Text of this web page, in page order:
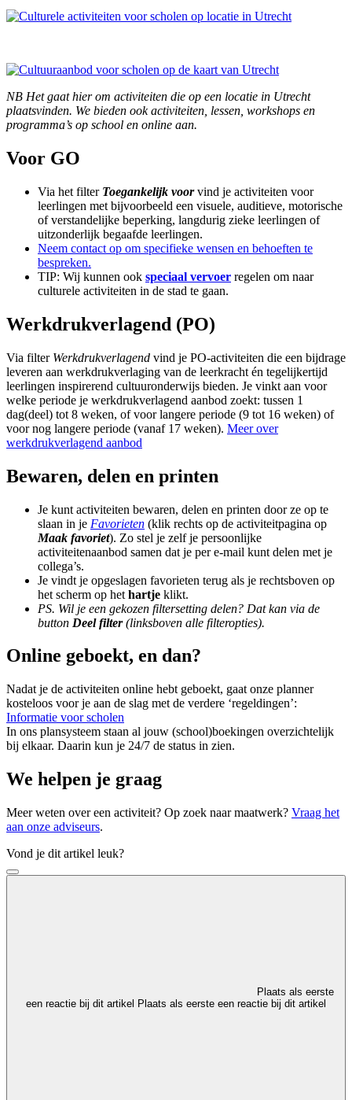
NB Het gaat hier om activiteiten die op een locatie in Utrecht
plaatsvinden. We bieden ook activiteiten, lessen, workshops en
programma’s op school en online aan.
Voor GO
Via het filter Toegankelijk voorvind je activiteiten voor
leerlingen met bijvoorbeeld een visuele, auditieve, motorische
of verstandelijke beperking, langdurig zieke leerlingen of
uitzonderlijk begaafde leerlingen.
Neem contact op om specifieke wensen en behoeften te
bespreken.
TIP: Wij kunnen ook speciaal vervoer regelen om naar
culturele activiteiten in de stad te gaan.
Werkdrukverlagend (PO)
Via filter Werkdrukverlagend vind je PO-activiteiten die een bijdrage
leveren aan werkdrukverlaging van de leerkracht én tegelijkertijd
leerlingen inspirerend cultuuronderwijs bieden. Je vinkt aan voor
welke periode je werkdrukverlagend aanbod zoekt: tussen 1
dag(deel) tot 8 weken, of voor langere periode (9 tot 16 weken) of
voor nog langere periode (vanaf 17 weken). Meer over
werkdrukverlagend aanbod
Bewaren, delen en printen
Je kunt activiteiten bewaren, delen en printen door ze op te
slaan in je Favorieten (klik rechts op de activiteitpagina op
Maak favoriet). Zo stel je zelf je persoonlijke
activiteitenaanbod samen dat je per e-mail kunt delen met je
collega’s.
Je vindt je opgeslagen favorieten terug als je rechtsboven op
het scherm op het hartje klikt.
PS. Wil je een gekozen filtersetting delen? Dat kan via de
button Deel filter(linksboven alle filteropties).
Online geboekt, en dan?
Nadat je de activiteiten online hebt geboekt, gaat onze planner
kosteloos voor je aan de slag met de verdere ‘regeldingen’:
Informatie voor scholen
In ons plansysteem staan al jouw (school)boekingen overzichtelijk
bij elkaar. Daarin kun je 24/7 de status in zien.
We helpen je graag
Meer weten over een activiteit? Op zoek naar maatwerk? Vraag het
aan onze adviseurs.
Vond je dit artikel leuk?
Plaats als eerste
een reactie bij dit artikel Plaats als eerste een reactie bij dit artikel